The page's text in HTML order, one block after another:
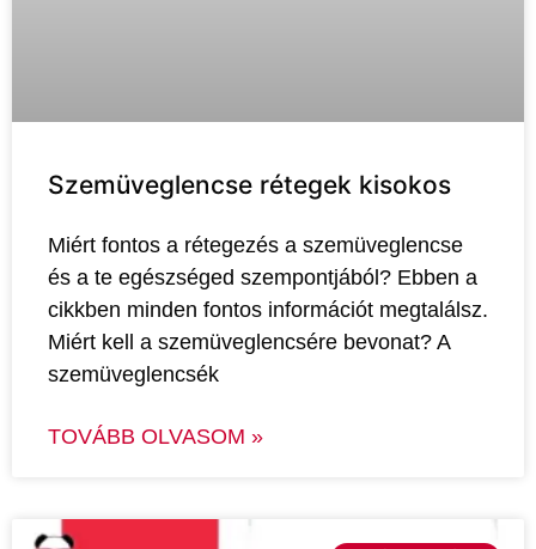
Szemüveglencse rétegek kisokos
Miért fontos a rétegezés a szemüveglencse
és a te egészséged szempontjából? Ebben a
cikkben minden fontos információt megtalálsz.
Miért kell a szemüveglencsére bevonat? A
szemüveglencsék
TOVÁBB OLVASOM »